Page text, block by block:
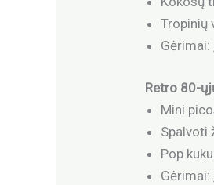
Tropinių
Gėrimai:
Retro 80-
Mini
Spalvoti
Pop
Gėrimai: